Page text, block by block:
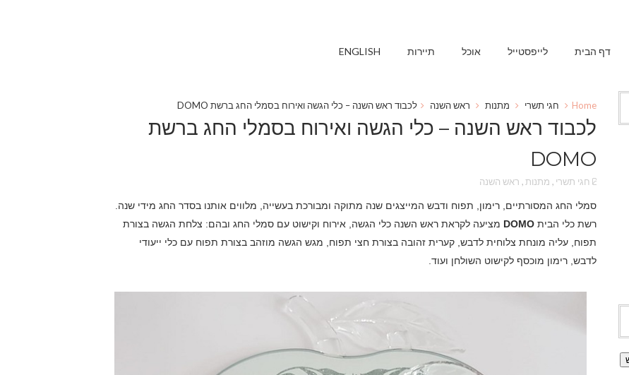
דף הבית לייפסטייל אוכל תיירות ENGLISH
Home חגי תשרי מתנות ראש השנה לכבוד ראש השנה – כלי הגשה ואירוח בסמלי החג ברשת DOMO
לכבוד ראש השנה – כלי הגשה ואירוח בסמלי החג ברשת
DOMO
חגי תשרי , מתנות , ראש השנה
סמלי החג המסורתיים, רימון, תפוח ודבש המייצגים שנה מתוקה ומבורכת בעשייה, מלווים אותנו בסדר החג מידי שנה.
רשת כלי הבית DOMO מציעה לקראת ראש השנה כלי הגשה, אירוח וקישוט עם סמלי החג ובהם: צלחת הגשה בצורת
תפוח, עליה מונחת צלוחית לדבש, קערית זהובה בצורת חצי תפוח, מגש הגשה מוזהב בצורת תפוח עם כלי ייעודי
לדבש, רימון מוכסף לקישוט השולחן ועוד.